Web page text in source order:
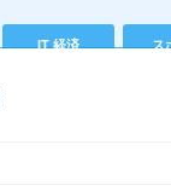
IT 経済 ス